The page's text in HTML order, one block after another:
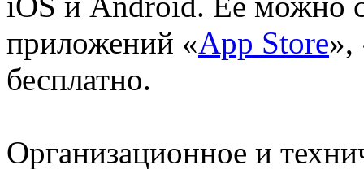
приложений «App Store»,
бесплатно.
Организационное и